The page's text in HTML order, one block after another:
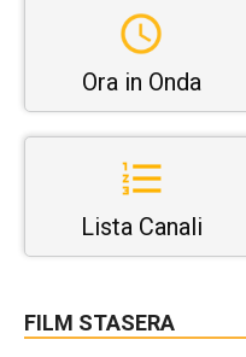
Ora in Onda
Lista Canali
FILM STASERA